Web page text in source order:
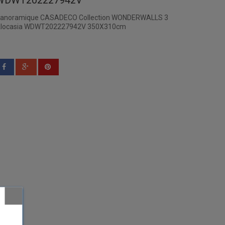
CASADECO Collection WONDERWALLS 3
WDWT202227942V 350X310cm